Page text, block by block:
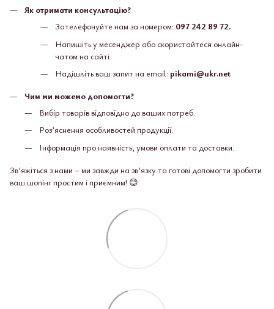
Як отримати консультацію?
Зателефонуйте нам за номером: 097 242 89 72.
Напишіть у месенджер або скористайтеся онлайн-
чатом на сайті.
Надішліть ваш запит на email: pikami@ukr.net
Чим ми можемо допомогти?
Вибір товарів відповідно до ваших потреб.
Роз’яснення особливостей продукції.
Інформація про наявність, умови оплати та доставки.
Зв’яжіться з нами – ми завжди на зв’язку та готові допомогти зробити
ваш шопінг простим і приємним! 😊